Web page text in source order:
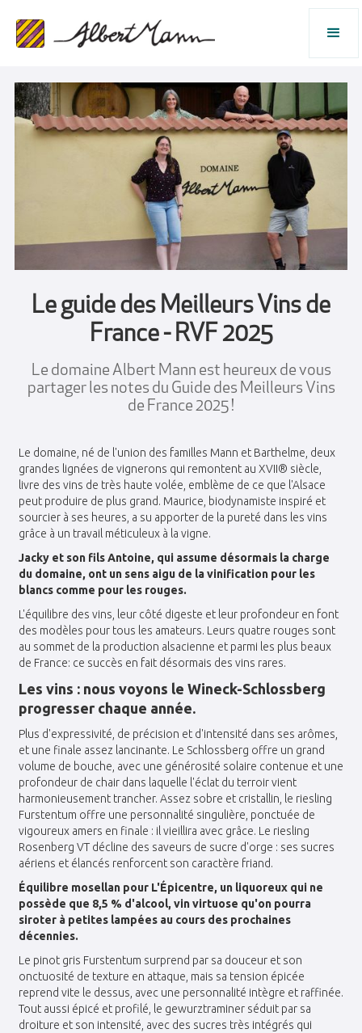
Le guide des Meilleurs Vins de
France - RVF 2025
Le domaine Albert Mann est heureux de vous
partager les notes du Guide des Meilleurs Vins
de France 2025 !
Le domaine, né de l'union des familles Mann et Barthelme, deux
grandes lignées de vignerons qui remontent au XVII® siècle,
livre des vins de très haute volée, emblème de ce que l'Alsace
peut produire de plus grand. Maurice, biodynamiste inspiré et
sourcier à ses heures, a su apporter de la pureté dans les vins
grâce à un travail méticuleux à la vigne.
Jacky et son fils Antoine, qui assume désormais la charge
du domaine, ont un sens aigu de la vinification pour les
blancs comme pour les rouges.
L'équilibre des vins, leur côté digeste et leur profondeur en font
des modèles pour tous les amateurs. Leurs quatre rouges sont
au sommet de la production alsacienne et parmi les plus beaux
de France: ce succès en fait désormais des vins rares.
Les vins : nous voyons le Wineck-Schlossberg
progresser chaque année.
Plus d'expressivité, de précision et d'intensité dans ses arômes,
et une finale assez lancinante. Le Schlossberg offre un grand
volume de bouche, avec une générosité solaire contenue et une
profondeur de chair dans laquelle l'éclat du terroir vient
harmonieusement trancher. Assez sobre et cristallin, le riesling
Furstentum offre une personnalité singulière, ponctuée de
vigoureux amers en finale : il vieillira avec grâce. Le riesling
Rosenberg VT décline des saveurs de sucre d'orge : ses sucres
aériens et élancés renforcent son caractère friand.
Équilibre mosellan pour L'Épicentre, un liquoreux qui ne
possède que 8,5 % d'alcool, vin virtuose qu'on pourra
siroter à petites lampées au cours des prochaines
décennies.
Le pinot gris Furstentum surprend par sa douceur et son
onctuosité de texture en attaque, mais sa tension épicée
reprend vite le dessus, avec une personnalité intègre et raffinée.
Tout aussi épicé et profilé, le gewurztraminer séduit par sa
droiture et son intensité, avec des sucres très intégrés qui